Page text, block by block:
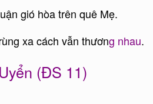
gió hòa trên quê Mẹ.
xa cách vẫn thương nhau.
(ĐS 11)